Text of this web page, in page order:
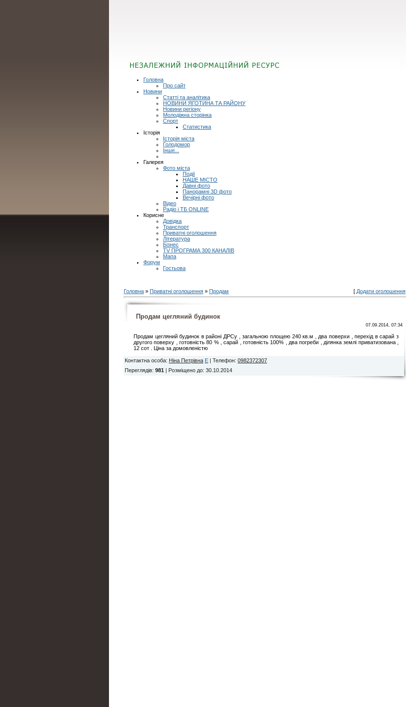
Головна
Про сайт
Новини
Статті та аналітика
НОВИНИ ЯГОТИНА ТА РАЙОНУ
Новини регіону
Молодіжна сторінка
Спорт
Статистика
Історія
Історія міста
Голодомор
Інше...
Галерея
Фото міста
Події
НАШЕ МІСТО
Давні фото
Панорамні 3D фото
Вечірні фото
Відео
Радіо і ТБ ONLINE
Корисне
Довідка
Транспорт
Приватні оголошення
Література
Бізнес
TV ПРОГРАМА 300 КАНАЛІВ
Мапа
Форум
Гостьова
Головна » Приватні оголошення » Продам [ Додати оголошення
Продам цегляний будинок
07.09.2014, 07:34
Продам цегляний будинок в районі ДРСу , загальною площею 240 кв.м , два поверхи , перехід в сарай з
другого поверху , готовність 80 % , сарай , готовність 100% , два погреби , ділянка землі приватизована ,
12 сот . Ціна за домовленістю
Контактна особа: Ніна Петрівна E Телефон: 0982372307
Переглядів: 981 Розміщено до: 30.10.2014